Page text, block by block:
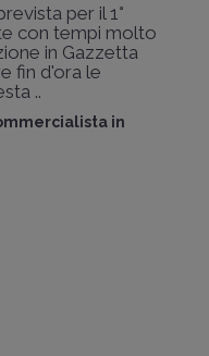
per il 1°
con tempi molto
in Gazzetta
fin d'ora le
..
in